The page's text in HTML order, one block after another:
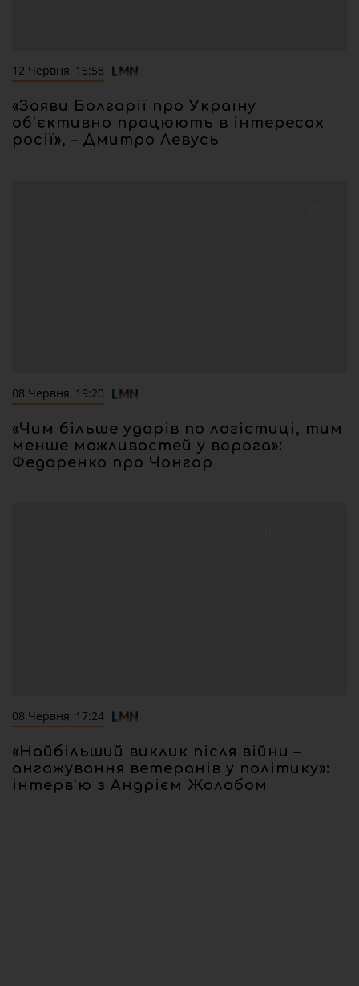
12 Червня, 15:58
«Заяви Болгарії про Україну
об’єктивно працюють в інтересах
росії», – Дмитро Левусь
08 Червня, 19:20
«Чим більше ударів по логістиці, тим
менше можливостей у ворога»:
Федоренко про Чонгар
08 Червня, 17:24
«Найбільший виклик після війни –
ангажування ветеранів у політику»:
інтерв’ю з Андрієм Жолобом